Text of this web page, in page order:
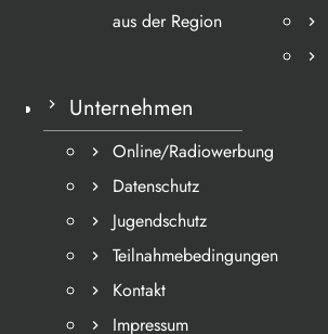
aus der Region
Unternehmen
Online/Radiowerbung
Datenschutz
Jugendschutz
Teilnahmebedingungen
Kontakt
Impressum